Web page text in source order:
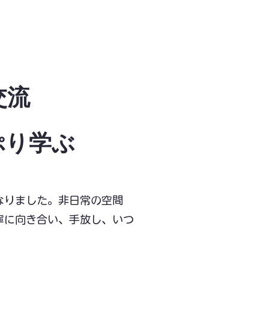
流
学ぶ
ました。非日常の空間
向き合い、手放し、いつ